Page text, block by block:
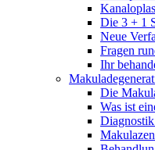
Die 3 + 1
Neue
Fragen
Ihr
Die
Was ist